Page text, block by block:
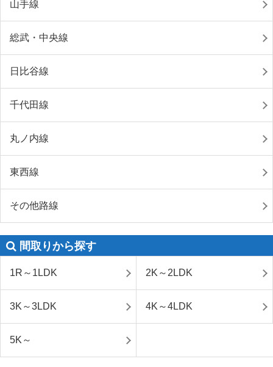
山手線
総武・中央線
日比谷線
千代田線
丸ノ内線
東西線
その他路線
間取りから探す
1R～1LDK 2K～2LDK
3K～3LDK 4K～4LDK
5K～